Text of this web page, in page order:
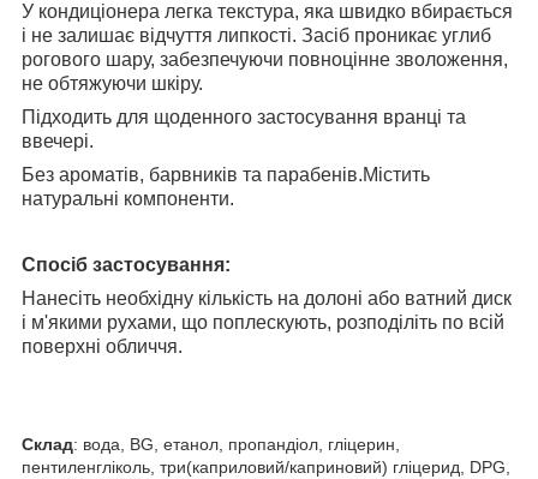
У кондиціонера легка текстура, яка швидко вбирається
і не залишає відчуття липкості. Засіб проникає углиб
рогового шару, забезпечуючи повноцінне зволоження,
не обтяжуючи шкіру.
Підходить для щоденного застосування вранці та
ввечері.
Без ароматів, барвників та парабенів.Містить
натуральні компоненти.
Спосіб застосування:
Нанесіть необхідну кількість на долоні або ватний диск
і м'якими рухами, що поплескують, розподіліть по всій
поверхні обличчя.
Склад: вода, BG, етанол, пропандіол, гліцерин,
пентиленгліколь, три(каприловий/каприновий) гліцерид, DPG,